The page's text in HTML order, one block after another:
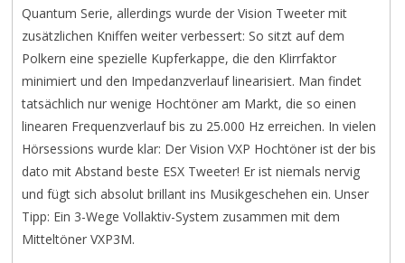
Quantum Serie, allerdings wurde der Vision Tweeter mit
zusätzlichen Kniffen weiter verbessert: So sitzt auf dem
Polkern eine spezielle Kupferkappe, die den Klirrfaktor
minimiert und den Impedanzverlauf linearisiert. Man findet
tatsächlich nur wenige Hochtöner am Markt, die so einen
linearen Frequenzverlauf bis zu 25.000 Hz erreichen. In vielen
Hörsessions wurde klar: Der Vision VXP Hochtöner ist der bis
dato mit Abstand beste ESX Tweeter! Er ist niemals nervig
und fügt sich absolut brillant ins Musikgeschehen ein. Unser
Tipp: Ein 3-Wege Vollaktiv-System zusammen mit dem
Mitteltöner VXP3M.